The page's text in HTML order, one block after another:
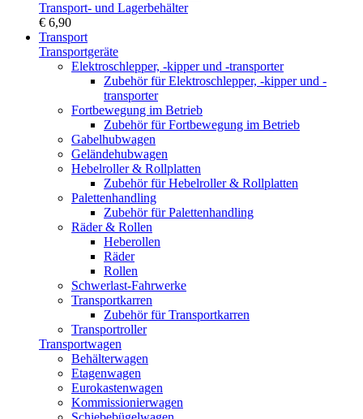
Transport- und Lagerbehälter
€ 6,90
Transport
Transportgeräte
Elektroschlepper, -kipper und -transporter
Zubehör für Elektroschlepper, -kipper und -
transporter
Fortbewegung im Betrieb
Zubehör für Fortbewegung im Betrieb
Gabelhubwagen
Geländehubwagen
Hebelroller & Rollplatten
Zubehör für Hebelroller & Rollplatten
Palettenhandling
Zubehör für Palettenhandling
Räder & Rollen
Heberollen
Räder
Rollen
Schwerlast-Fahrwerke
Transportkarren
Zubehör für Transportkarren
Transportroller
Transportwagen
Behälterwagen
Etagenwagen
Eurokastenwagen
Kommissionierwagen